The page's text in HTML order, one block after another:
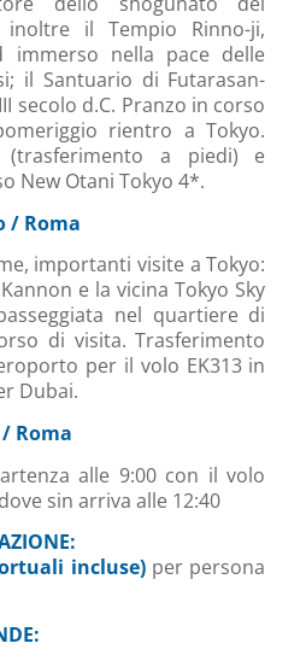
inoltre il Tempio Rinno-ji,
immerso nella pace delle
il Santuario di Futarasan-
secolo d.C. Pranzo in corso
rientro a Tokyo.
a piedi) e
New Otani Tokyo 4*.
/ Roma
importanti visite a Tokyo:
e la vicina Tokyo Sky
nel quartiere di
di visita. Trasferimento
per il volo EK313 in
Dubai.
Roma
alle 9:00 con il volo
sin arriva alle 12:40
incluse) per persona